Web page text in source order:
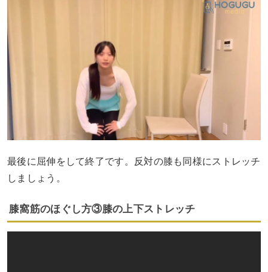
最後に屈伸をして終了です。反対の膝も同様にストレッチ
しましょう。
膝窩筋のほぐし方③膝の上下ストレッチ